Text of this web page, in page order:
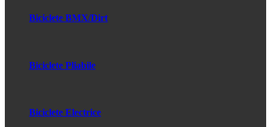
Biciclete BMX/Dirt
Biciclete Pliabile
Biciclete Electrice